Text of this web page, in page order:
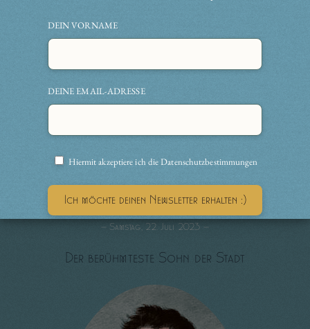
— Samstag, 22. Juli 2023 —
Der berühmteste Sohn der Stadt
DEIN VORNAME
DEINE EMAIL-ADRESSE
Hiermit akzeptiere ich die Datenschutzbestimmungen